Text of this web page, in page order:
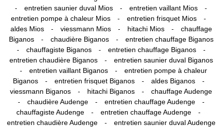
- entretien saunier duval Mios - entretien vaillant Mios -
entretien pompe à chaleur Mios - entretien frisquet Mios -
aldes Mios - viessmann Mios - hitachi Mios -
chauffage
Biganos
- chaudière Biganos - entretien chauffage Biganos
- chauffagiste Biganos - entretien chauffage Biganos -
entretien chaudière Biganos - entretien saunier duval Biganos
- entretien vaillant Biganos -
entretien pompe à chaleur
Biganos
- entretien frisquet Biganos - aldes Biganos -
viessmann Biganos - hitachi Biganos - chauffage Audenge
- chaudière Audenge - entretien chauffage Audenge -
chauffagiste Audenge - entretien chauffage Audenge -
entretien chaudière Audenge - entretien saunier duval Audenge